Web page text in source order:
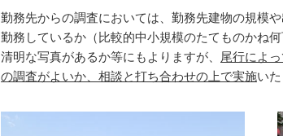
勤務先からの調査においては、勤務先建物の規模
勤務しているか（比較的中小規模のたてものかね
清明な写真があるか等にもよりますが、
尾行によ
の調査がよいか、相談と打ち合わせの上で実施いた